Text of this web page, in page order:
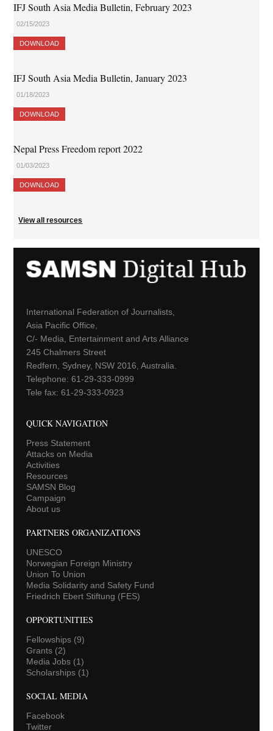
IFJ South Asia Media Bulletin, February 2023
02/15/2023
DOWNLOAD
IFJ South Asia Media Bulletin, January 2023
01/18/2023
DOWNLOAD
Nepal Press Freedom report 2022
01/03/2023
DOWNLOAD
View all resources
International Federation of Journalists,
Asia Pacific Office,
C/- Media, Entertainment and Arts Alliance
245 Chalmers Street
Redfern, Sydney, NSW 2016, Australia.
Telephone: 61-29-333-0999
Tele fax: 61-29-333-0923
QUICK NAVIGATION
Press Statement
Attacks on Media
Activities
Resources
SAMSN Blog
Campaign
About us
PARTNERS ORGANIZATIONS
UNESCO
Norwegian Foreign Ministry
Union To Union
Media Solidarity and Safety Fund
Friedrich Ebert Stiftung (FES)
OPPORTUNITIES
Fellowships(9)
Grants(2)
Media Jobs(1)
Scholarships(1)
SOCIAL MEDIA
Facebook
Twitter